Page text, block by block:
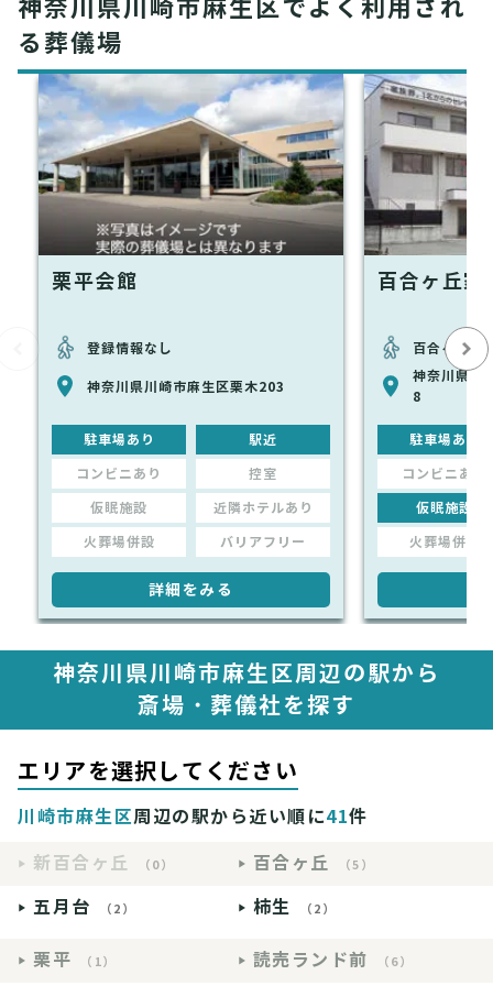
神奈川県川崎市麻生区でよく利用され
る葬儀場
栗平会館
登録情報なし
神奈川県川崎市麻生区栗木203
駐車場あり 駅近
コンビニあり 控室
仮眠施設 近隣ホテルあり
火葬場併設 バリアフリー
詳細をみる
百合ヶ丘家
百合ヶ丘駅
神奈川県川
8
駐車場あり
コンビニあり
仮眠施設
火葬場併設
神奈川県川崎市麻生区周辺の駅から
斎場・葬儀社を探す
エリアを選択してください
川崎市麻生区周辺の駅から近い順に41件
新百合ヶ丘
（0） 百合ヶ丘 （5）
五月台 （2） 柿生 （2）
栗平 （1） 読売ランド前 （6）